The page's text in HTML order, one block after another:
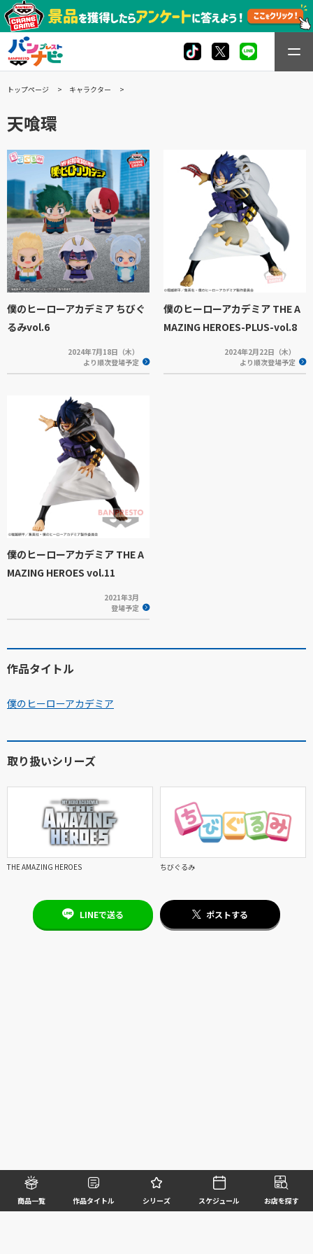
商品一覧 作品タイトル シリーズ スケジュール お店を探す
トップページ キャラクター
天喰環
僕のヒーローアカデミア ちびぐ
るみvol.6
2024年7月18日（木）
より順次登場予定
僕のヒーローアカデミア THE A
MAZING HEROES-PLUS-vol.8
2024年2月22日（木）
より順次登場予定
僕のヒーローアカデミア THE A
MAZING HEROES vol.11
2021年3月
登場予定
作品タイトル
僕のヒーローアカデミア
取り扱いシリーズ
THE AMAZING HEROES ちびぐるみ
LINEで送る ポストする